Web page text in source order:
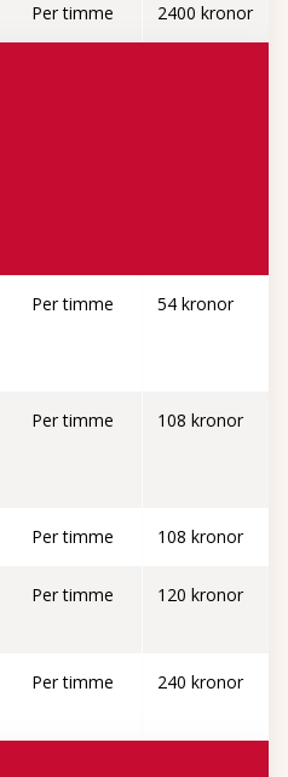
Per timme 2400 kronor
Per timme 54 kronor
Per timme 108 kronor
Per timme 108 kronor
Per timme 120 kronor
Per timme 240 kronor